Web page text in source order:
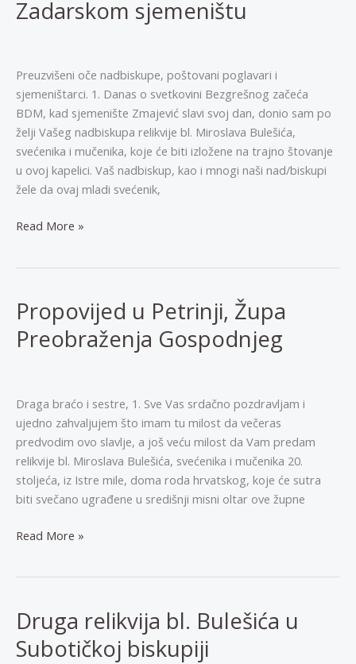
svećenika
–
dar
župi
Uznesenja
BDM
Zadarskom sjemeništu
Preuzvišeni oče nadbiskupe, poštovani poglavari i
sjemeništarci. 1. Danas o svetkovini Bezgrešnog začeća
BDM, kad sjemenište Zmajević slavi svoj dan, donio sam po
želji Vašeg nadbiskupa relikvije bl. Miroslava Bulešića,
svećenika i mučenika, koje će biti izložene na trajno štovanje
u ovoj kapelici. Vaš nadbiskup, kao i mnogi naši nad/biskupi
žele da ovaj mladi svećenik,
Relikvije
Zadarskom
sjemeništu
Read More »
Propovijed u Petrinji, Župa
Preobraženja Gospodnjeg
Draga braćo i sestre, 1. Sve Vas srdačno pozdravljam i
ujedno zahvaljujem što imam tu milost da večeras
predvodim ovo slavlje, a još veću milost da Vam predam
relikvije bl. Miroslava Bulešića, svećenika i mučenika 20.
stoljeća, iz Istre mile, doma roda hrvatskog, koje će sutra
biti svečano ugrađene u središnji misni oltar ove župne
Propovijed
Preobraženja
Gospodnjeg
Read More »
Druga relikvija bl. Bulešića u
Subotičkoj biskupiji